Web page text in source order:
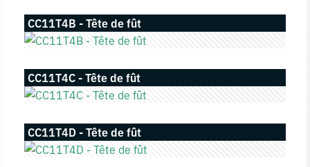
CC11T4B - Tête de fût
CC11T4C - Tête de fût
CC11T4D - Tête de fût